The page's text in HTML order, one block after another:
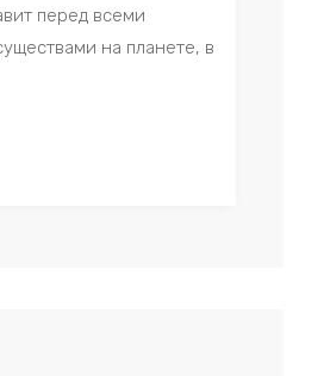
перед всеми
на планете, в